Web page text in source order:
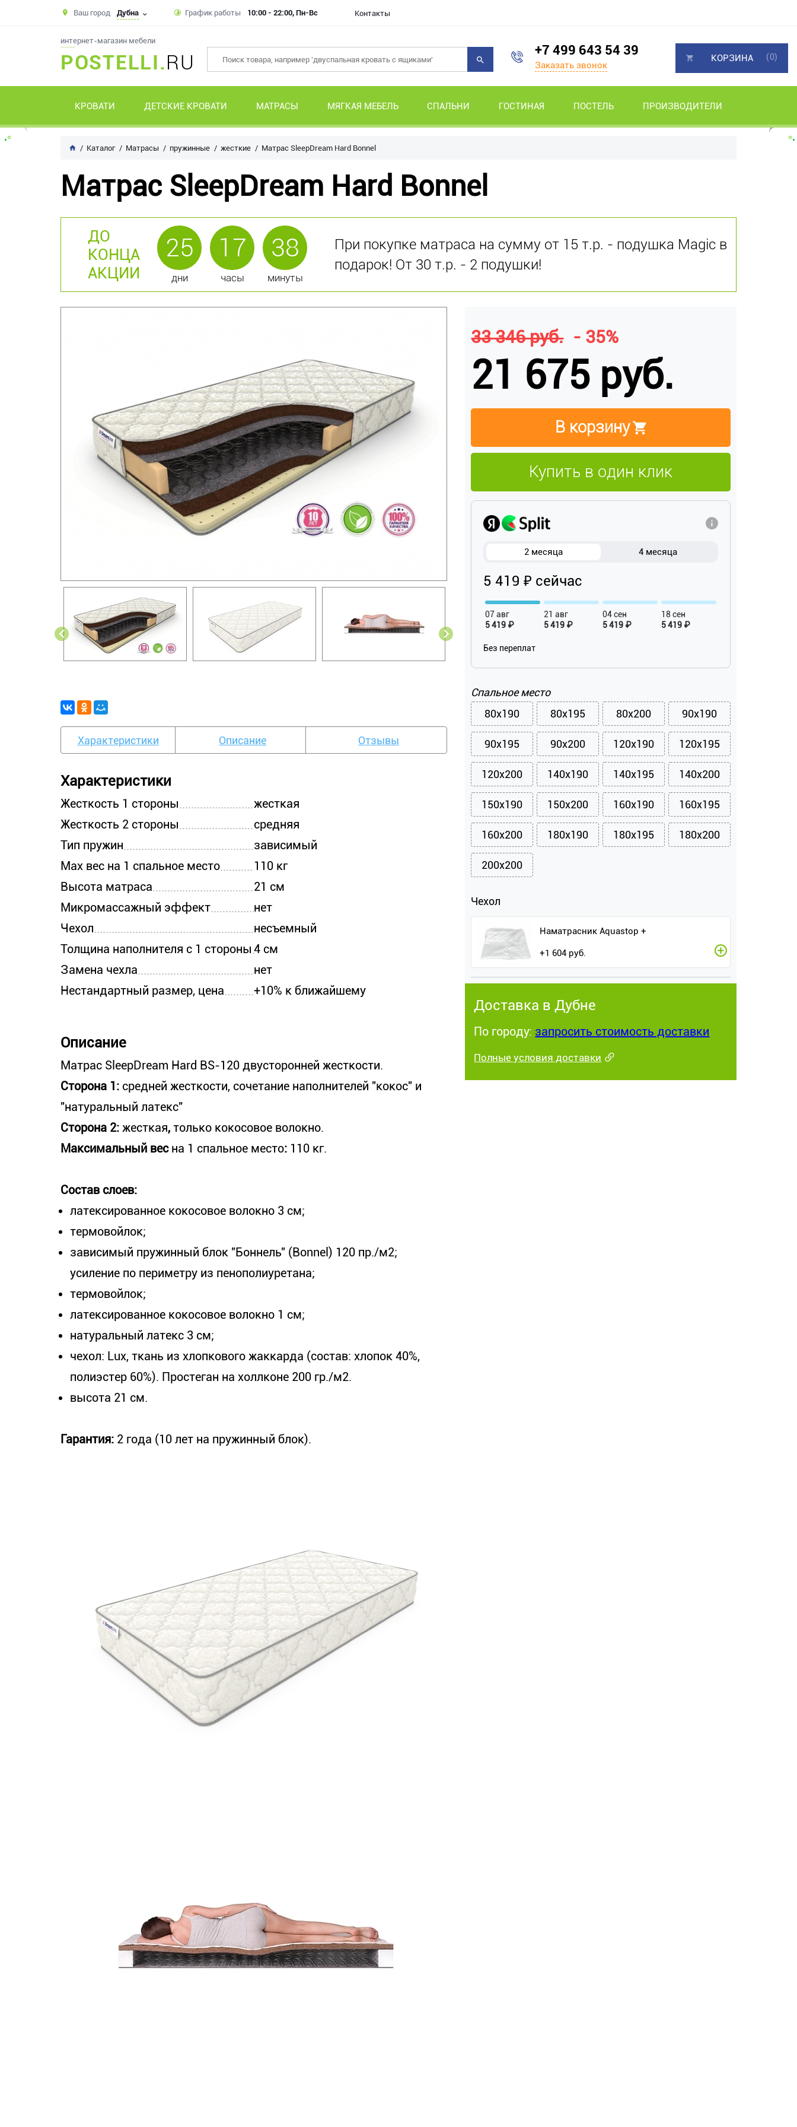
Ваш город Дубна График работы 10:00 - 22:00, Пн-Вс Контакты
интернет-магазин мебели
POSTELLI.RU
+7 499 643 54 39
Заказать звонок
КРОВАТИ ДЕТСКИЕ КРОВАТИ МАТРАСЫ МЯГКАЯ МЕБЕЛЬ СПАЛЬНИ ГОСТИНАЯ ПОСТЕЛЬ ПРОИЗВОДИТЕЛИ
КОРЗИНА (0)
Каталог Матрасы пружинные жесткие Матрас SleepDream Hard Bonnel
Матрас SleepDream Hard Bonnel
ДО
КОНЦА
АКЦИИ
25
дни
17
часы
38
минуты
При покупке матраса на сумму от 15 т.р. - подушка Magic в
подарок! От 30 т.р. - 2 подушки!
Характеристики Описание Отзывы
Характеристики
Жесткость 1 стороны
жесткая
Жесткость 2 стороны
средняя
Тип пружин
зависимый
Max вес на 1 спальное место
110 кг
Высота матраса
21 см
Микромассажный эффект
нет
Чехол
несъемный
Толщина наполнителя с 1 стороны 4 см
Замена чехла
нет
Нестандартный размер, цена
+10% к ближайшему
Описание
Матрас SleepDream Hard BS-120 двусторонней жесткости.
Сторона 1: средней жесткости, сочетание наполнителей "кокос" и
"натуральный латекс"
Сторона 2: жесткая, только кокосовое волокно.
Максимальный вес на 1 спальное место: 110 кг.
Состав слоев:
латексированное кокосовое волокно 3 см;
термовойлок;
зависимый пружинный блок "Боннель" (Bonnel) 120 пр./м2;
усиление по периметру из пенополиуретана;
термовойлок;
латексированное кокосовое волокно 1 см;
натуральный латекс 3 см;
чехол: Lux, ткань из хлопкового жаккарда (состав: хлопок 40%,
полиэстер 60%). Простеган на холлконе 200 гр./м2.
высота 21 см.
Гарантия: 2 года (10 лет на пружинный блок).
33 346 руб. - 35%
21 675 руб.
В корзину
Купить в один клик
2 месяца 4 месяца
5 419 ₽ сейчас
07 авг
5 419 ₽
21 авг
5 419 ₽
04 сен
5 419 ₽
18 сен
5 419 ₽
Без переплат
Спальное место
80x190
80x195 80x200 90x190
90x195 90x200 120x190 120x195
120x200 140x190 140x195 140x200
150x190 150x200 160x190 160x195
160x200 180x190 180x195 180x200
200x200
Чехол
Наматрасник Aquastop +
+1 604 руб.
Доставка в Дубне
По городу: запросить стоимость доставки
Полные условия доставки